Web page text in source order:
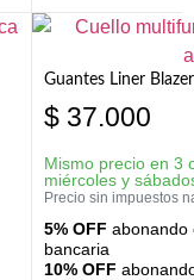
Guantes Liner
$ 37.000
Mismo precio en 3
miércoles y
Precio sin impuestos
5% OFF abonando
bancaria
10% OFF